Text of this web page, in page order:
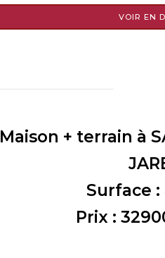
VOIR EN
Maison + terrain à
Surface :
Prix :